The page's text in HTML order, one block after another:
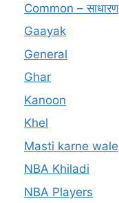
Common – साधारण
Gaayak
General
Ghar
Kanoon
Khel
Masti karne wale
NBA Khiladi
NBA Players